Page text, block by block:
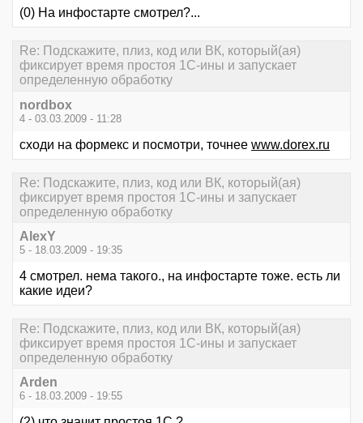
(0) На инфостарте смотрел?...
Re: Подскажите, плиз, код или ВК, который(ая)
фиксирует время простоя 1С-ины и запускает
определенную обработку
nordbox
4 - 03.03.2009 - 11:28
сходи на формекс и посмотри, точнее www.dorex.ru
Re: Подскажите, плиз, код или ВК, который(ая)
фиксирует время простоя 1С-ины и запускает
определенную обработку
AlexY
5 - 18.03.2009 - 19:35
4 смотрел. нема такого., на инфостарте тоже. есть ли
какие идеи?
Re: Подскажите, плиз, код или ВК, который(ая)
фиксирует время простоя 1С-ины и запускает
определенную обработку
Arden
6 - 18.03.2009 - 19:55